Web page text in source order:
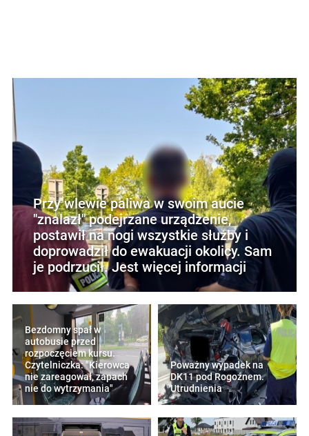
Przy wlewie paliwa w swoim aucie
"znalazł" podejrzane urządzenie,
postawił na nogi wszystkie służby i
doprowadził do ewakuacji okolicy. Sam
je podrzucił. Jest więcej informacji
Bezdomny spał w
autobusie przed
rozpoczęciem kursu.
Czytelniczka: "Kierowca
nie zareagował, zapach
nie do wytrzymania"
Poważny wypadek na
DK11 pod Rogoźnem.
Utrudnienia